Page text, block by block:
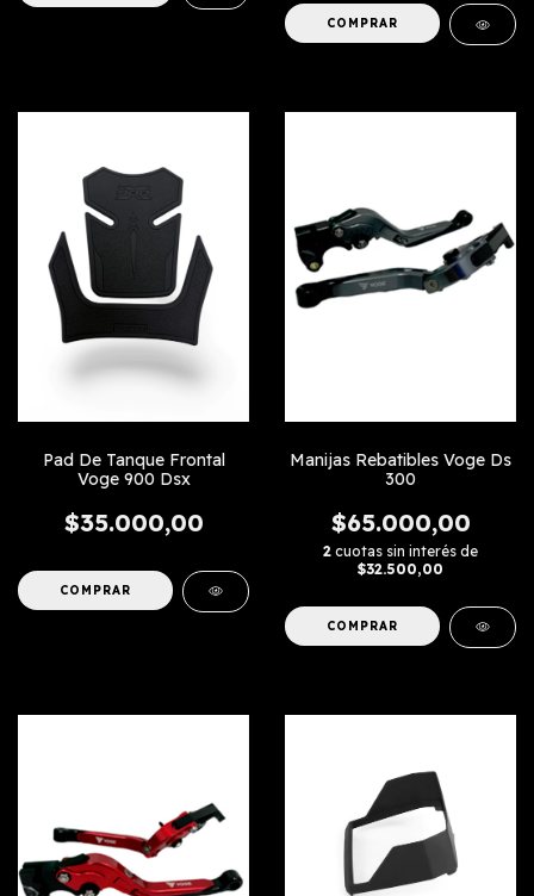
COMPRAR
Pad De Tanque Frontal
Voge 900 Dsx
$35.000,00
Manijas Rebatibles Voge Ds
300
$65.000,00
2 cuotas sin interés de
$32.500,00
COMPRAR